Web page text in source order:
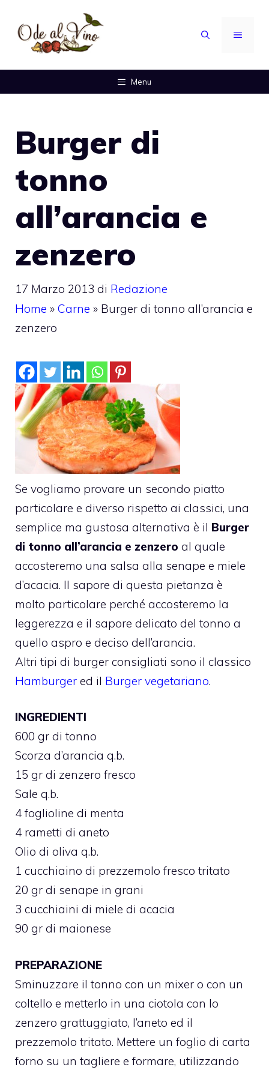
contenuto
MENU
Menu
Burger di
tonno
all’arancia e
zenzero
17 Marzo 2013 di Redazione
Home » Carne » Burger di tonno all’arancia e
zenzero
Se vogliamo provare un secondo piatto
particolare e diverso rispetto ai classici, una
semplice ma gustosa alternativa è il Burger
di tonno all’arancia e zenzero al quale
accosteremo una salsa alla senape e miele
d’acacia. Il sapore di questa pietanza è
molto particolare perché accosteremo la
leggerezza e il sapore delicato del tonno a
quello aspro e deciso dell’arancia.
Altri tipi di burger consigliati sono il classico
Hamburger ed il Burger vegetariano.
INGREDIENTI
600 gr di tonno
Scorza d’arancia q.b.
15 gr di zenzero fresco
Sale q.b.
4 foglioline di menta
4 rametti di aneto
Olio di oliva q.b.
1 cucchiaino di prezzemolo fresco tritato
20 gr di senape in grani
3 cucchiaini di miele di acacia
90 gr di maionese
PREPARAZIONE
Sminuzzare il tonno con un mixer o con un
coltello e metterlo in una ciotola con lo
zenzero grattuggiato, l’aneto ed il
prezzemolo tritato. Mettere un foglio di carta
forno su un tagliere e formare, utilizzando